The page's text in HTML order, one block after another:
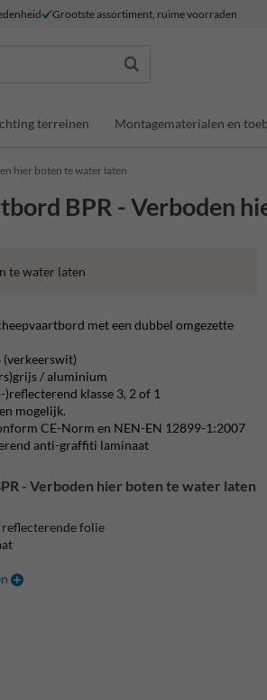
Grootste assortiment, ruime voorraden
terreinen Montagematerialen en
hier boten te water laten
BPR - Verboden
te water laten
met een dubbel omgezette
/ aluminium
klasse 3, 2 of 1
mogelijk.
CE-Norm en NEN-EN 12899-1:2007
anti-graffiti laminaat
- Verboden hier boten te water laten
folie